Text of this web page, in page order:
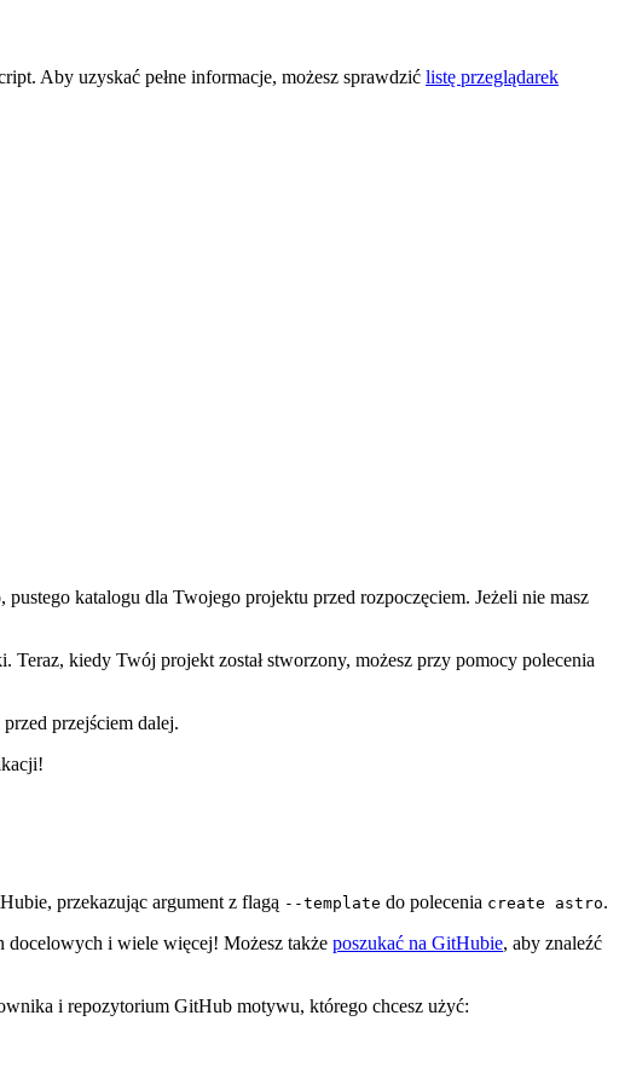
Aby uzyskać pełne informacje, możesz sprawdzić listę przeglądarek
katalogu dla Twojego projektu przed rozpoczęciem. Jeżeli nie masz
kiedy Twój projekt został stworzony, możesz przy pomocy polecenia
przejściem dalej.
przekazując argument z flagą --template do polecenia create astro.
docelowych i wiele więcej! Możesz także poszukać na GitHubie, aby znaleźć
i repozytorium GitHub motywu, którego chcesz użyć: